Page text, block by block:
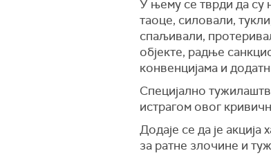
У њему се тврди да су
таоце, силовали,
спаљивали,
објекте, радње
конвенцијама и
Специјално
истрагом овог
Додаје се да је
за ратне злочине и